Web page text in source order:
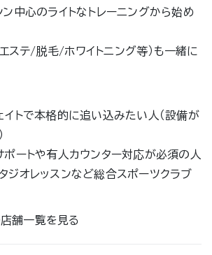
ン中心のライトなトレーニングから始め
エステ/脱毛/ホワイトニング等）も一緒に
イトで本格的に追い込みたい人（設備が
ポートや有人カウンター対応が必須の人
ジオレッスンなど総合スポーツクラブ
舗一覧を見る